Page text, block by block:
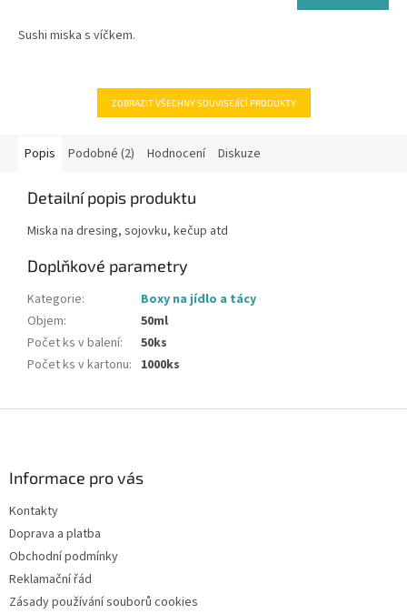
Sushi miska s víčkem.
ZOBRAZIT VŠECHNY SOUVISEJÍCÍ PRODUKTY
Popis Podobné (2) Hodnocení Diskuze
Detailní popis produktu
Miska na dresing, sojovku, kečup atd
Doplňkové parametry
Kategorie:
Boxy na jídlo a tácy
Objem:
50ml
Počet ks v balení:
50ks
Počet ks v kartonu: 1000ks
Informace pro vás
Kontakty
Doprava a platba
Obchodní podmínky
Reklamační řád
Zásady používání souborů cookies